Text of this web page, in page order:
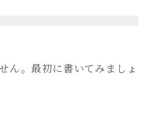
ん。最初に書いてみましょ